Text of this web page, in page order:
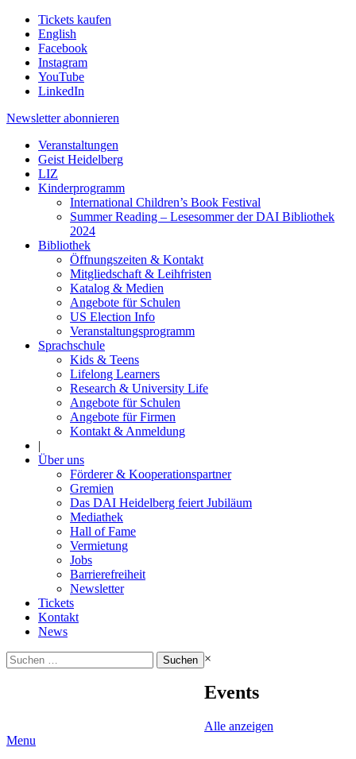
Tickets kaufen
English
Facebook
Instagram
YouTube
LinkedIn
Newsletter abonnieren
Veranstaltungen
Geist Heidelberg
LIZ
Kinderprogramm
International Children’s Book Festival
Summer Reading – Lesesommer der DAI Bibliothek
2024
Bibliothek
Öffnungszeiten & Kontakt
Mitgliedschaft & Leihfristen
Katalog & Medien
Angebote für Schulen
US Election Info
Veranstaltungsprogramm
Sprachschule
Kids & Teens
Lifelong Learners
Research & University Life
Angebote für Schulen
Angebote für Firmen
Kontakt & Anmeldung
|
Über uns
Förderer & Kooperationspartner
Gremien
Das DAI Heidelberg feiert Jubiläum
Mediathek
Hall of Fame
Vermietung
Jobs
Barrierefreiheit
Newsletter
Tickets
Kontakt
News
Suchen
nach:
×
Events
Alle anzeigen
Menu